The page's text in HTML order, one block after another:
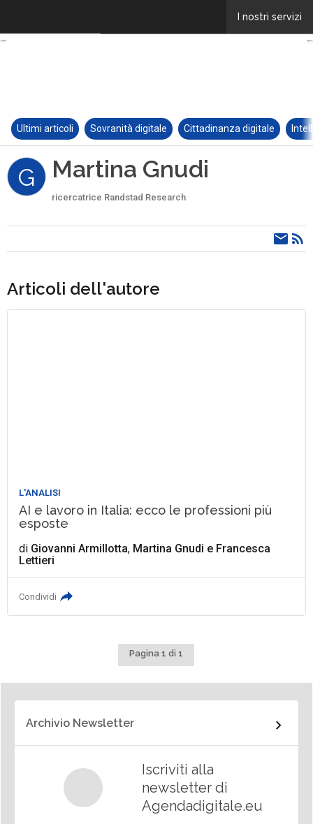
Ultimi articoli Sovranità digitale Cittadinanza digitale
G Martina Gnudi
ricercatrice Randstad Research
Articoli dell'autore
L'ANALISI
AI e lavoro in Italia: ecco le professioni più
esposte
di Giovanni Armillotta, Martina Gnudi e Francesca
Lettieri
Condividi
Pagina 1 di 1
Archivio Newsletter
Iscriviti alla
newsletter di
Agendadigitale.eu